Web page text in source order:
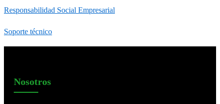
Responsabilidad Social Empresarial
Soporte técnico
Nosotros